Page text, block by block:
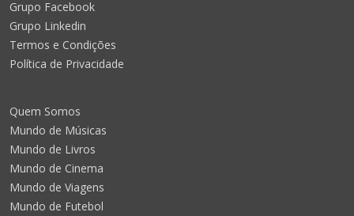
Grupo Facebook
Grupo Linkedin
Termos e Condições
Política de Privacidade
Quem Somos
Mundo de Músicas
Mundo de Livros
Mundo de Cinema
Mundo de Viagens
Mundo de Futebol